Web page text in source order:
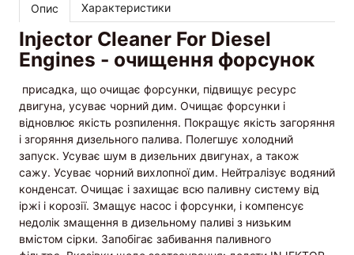
Опис Характеристики
Injector Cleaner For Diesel
Engines - очищення форсунок
присадка, що очищає форсунки, підвищує ресурс
двигуна, усуває чорний дим. Очищає форсунки і
відновлює якість розпилення. Покращує якість загоряння
і згоряння дизельного палива. Полегшує холодний
запуск. Усуває шум в дизельних двигунах, а також
сажу. Усуває чорний вихлопної дим. Нейтралізує водяний
конденсат. Очищає і захищає всю паливну систему від
іржі і корозії. Змащує насос і форсунки, і компенсує
недолік змащення в дизельному паливі з низьким
вмістом сірки. Запобігає забивання паливного